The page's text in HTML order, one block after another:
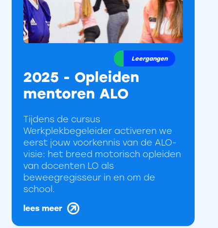
Leergangen
2025 - Opleiden
mentoren ALO
Tijdens de cursus
Werkplekbegeleider activeren we
eerst jouw voorkennis van de ALO-
visie: het breed motorisch opleiden
van docenten LO als
beweegregisseur in en om de
school.
lees meer